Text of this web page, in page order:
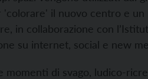
il nuovo centro e un
in collaborazione con
su internet, social e new
momenti di svago, ludico-